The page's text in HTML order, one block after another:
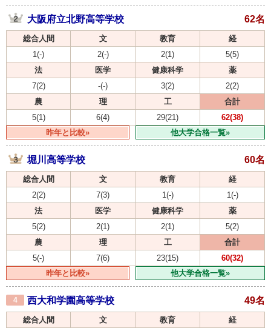
大阪府立北野高等学校 62名
総合人間 文 教育
経
1(-)
2(-) 2(1)
5(5)
法
医学 健康科学
薬
7(2)
-(-) 3(2)
2(2)
農
理 工
合計
5(1)
6(4) 29(21)
62(38)
昨年と比較»
他大学合格一覧»
堀川高等学校 60名
総合人間 文 教育
経
2(2)
7(3) 1(-)
1(-)
法
医学 健康科学
薬
5(2)
2(1) 2(1)
5(2)
農
理 工
合計
5(-)
7(6) 23(15)
60(32)
昨年と比較»
他大学合格一覧»
4 西大和学園高等学校 49名
総合人間 文 教育
経